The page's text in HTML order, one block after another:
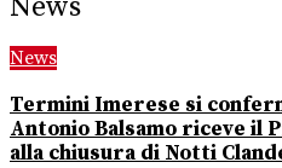
News
News
Termini Imerese si
Antonio Balsamo riceve il
alla chiusura di Notti